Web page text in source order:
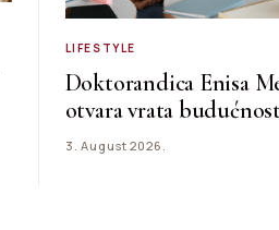
LIFESTYLE
Doktorandica Enisa
otvara vrata
3. August 2026.